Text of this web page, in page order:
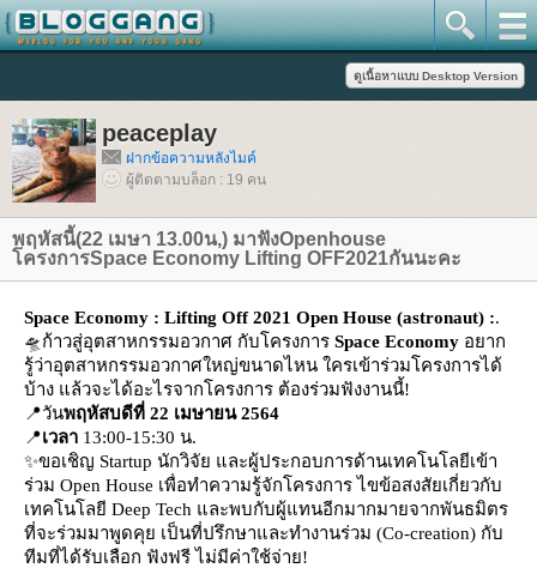
peaceplay
ฝากข้อความหลังไมค์
ผู้ติดตามบล็อก : 19 คน
พฤหัสนี้(22 เมษา 13.00น,) มาฟังOpenhouse
ครงการSpace Economy Lifting OFF2021กันนะคะ
Space Economy : Lifting Off 2021 Open House (astronaut) :.
🛸ก้าวสู่อุตสาหกรรมอวกาศ กับโครงการ Space Economy อยาก
รู้ว่าอุตสาหกรรมอวกาศใหญ่ขนาดไหน ใครเข้าร่วมโครงการได้
บ้าง แล้วจะได้อะไรจากโครงการ ต้องร่วมฟังงานนี้!
📍วันพฤหัสบดีที่ 22 ​เมษายน 2564
📍เวลา 13:00-15:30 น.
✨ขอเชิญ Startup นักวิจัย และผู้ประกอบการด้านเทคโนโลยีเข้า
ร่วม Open House เพื่อทำความรู้จักโครงการ ไขข้อสงสัยเกี่ยวกับ
เทคโนโลยี Deep Tech และพบกับผู้แทนอีกมากมายจากพันธมิตร
ที่จะร่วมมาพูดคุย เป็นที่ปรึกษาและทำงานร่วม (Co-creation) กับ
ทีมที่ได้รับเลือก ฟังฟรี ไม่มีค่าใช้จ่าย!